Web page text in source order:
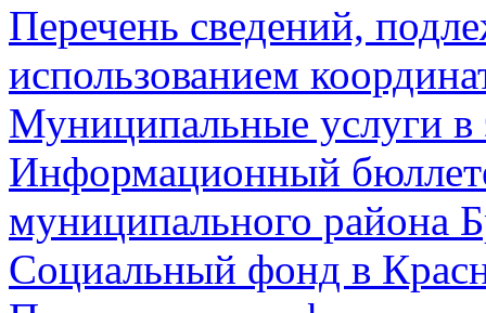
Перечень сведений,
использованием
Муниципальные услуги в
Информационный
муниципального района
Социальный фонд в